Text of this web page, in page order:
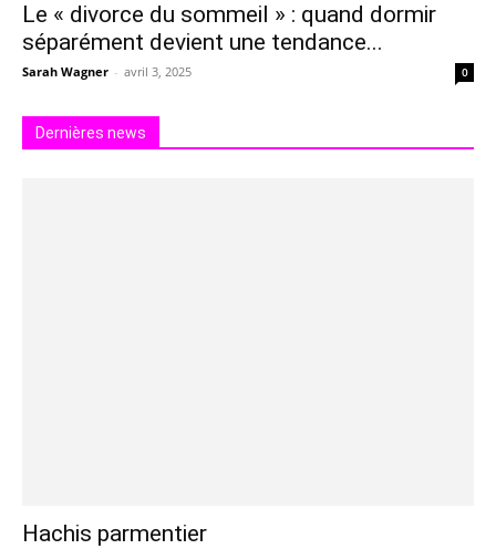
Le « divorce du sommeil » : quand dormir
séparément devient une tendance...
Sarah Wagner - avril 3, 2025 0
Dernières news
Hachis parmentier